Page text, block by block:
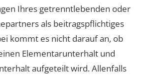
Ihres getrenntlebenden oder
als beitragspflichtiges
kommt es nicht darauf an, ob
Elementarunterhalt und
aufgeteilt wird. Allenfalls